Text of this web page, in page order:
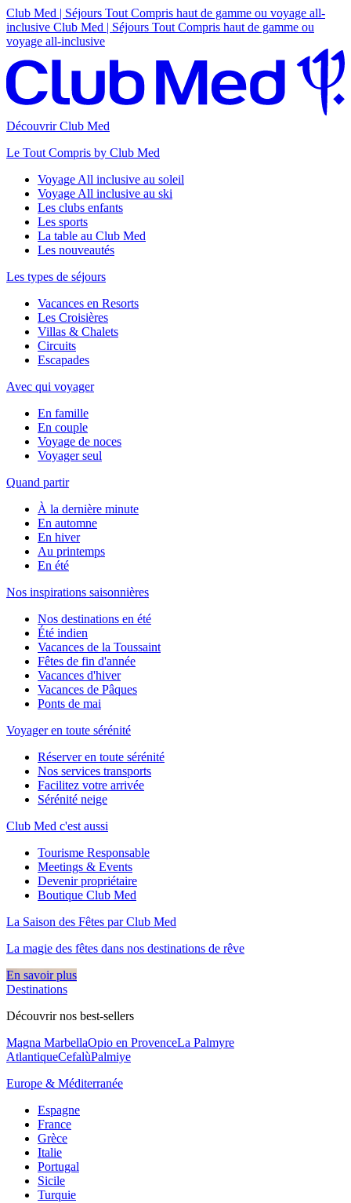
Club Med | Séjours Tout Compris haut de gamme ou voyage all-
inclusive Club Med | Séjours Tout Compris haut de gamme ou
voyage all-inclusive
Découvrir Club Med
Le Tout Compris by Club Med
Voyage All inclusive au soleil
Voyage All inclusive au ski
Les clubs enfants
Les sports
La table au Club Med
Les nouveautés
Les types de séjours
Vacances en Resorts
Les Croisières
Villas & Chalets
Circuits
Escapades
Avec qui voyager
En famille
En couple
Voyage de noces
Voyager seul
Quand partir
À la dernière minute
En automne
En hiver
Au printemps
En été
Nos inspirations saisonnières
Nos destinations en été
Été indien
Vacances de la Toussaint
Fêtes de fin d'année
Vacances d'hiver
Vacances de Pâques
Ponts de mai
Voyager en toute sérénité
Réserver en toute sérénité
Nos services transports
Facilitez votre arrivée
Sérénité neige
Club Med c'est aussi
Tourisme Responsable
Meetings & Events
Devenir propriétaire
Boutique Club Med
La Saison des Fêtes par Club Med
La magie des fêtes dans nos destinations de rêve​
En savoir plus
Destinations
Découvrir nos best-sellers
Magna MarbellaOpio en ProvenceLa Palmyre
AtlantiqueCefalùPalmiye
Europe & Méditerranée
Espagne
France
Grèce
Italie
Portugal
Sicile
Turquie